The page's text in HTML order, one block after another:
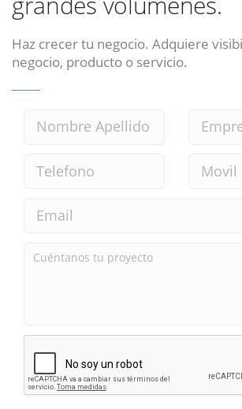
Haz crecer tu negocio. Adquiere
negocio, producto o servicio.